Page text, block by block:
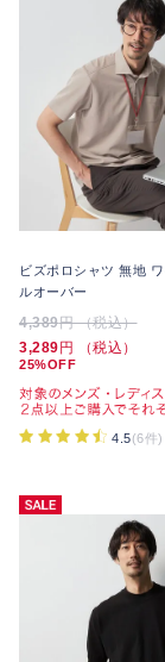
ビズポロシャツ 無地
ルオーバー
4,389円 （税込）
3,289円 （税込）
25%OFF
4.5(6件)